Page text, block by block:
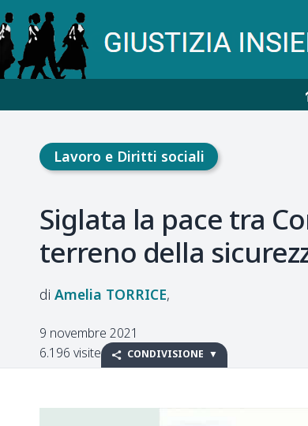
Lavoro e Diritti sociali
Siglata la pace tra
terreno della
Amelia TORRICE
9 novembre 2021
6.196 visite
CONDIVISIONE